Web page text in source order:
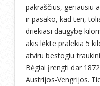
pakraščius, geriausiu
ir pasako, kad ten,
driekiasi daugybę
akis lėkte pralekia 5
atviru bestogiu
Bėgiai įrengti dar
Austrijos-Vengrijos.